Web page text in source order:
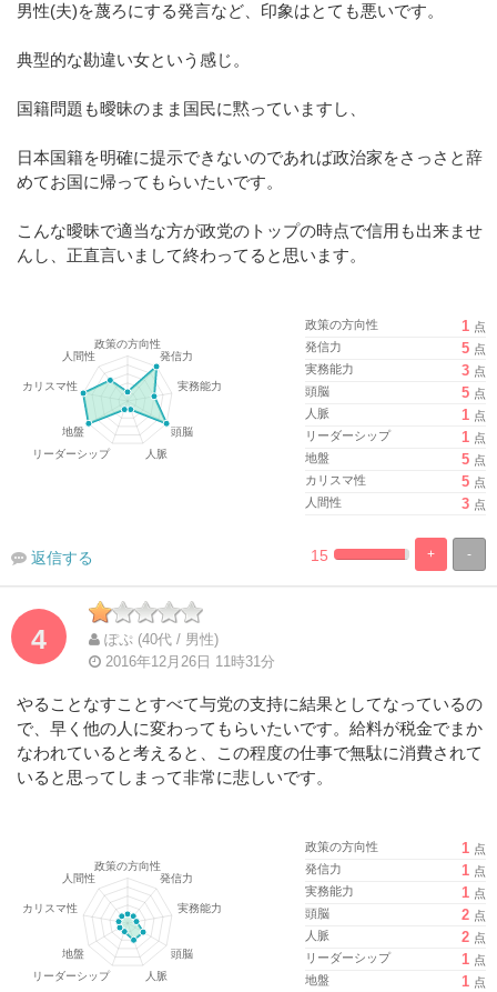
男性(夫)を蔑ろにする発言など、印象はとても悪いです。
典型的な勘違い女という感じ。
国籍問題も曖昧のまま国民に黙っていますし、
日本国籍を明確に提示できないのであれば政治家をさっさと辞
めてお国に帰ってもらいたいです。
こんな曖昧で適当な方が政党のトップの時点で信用も出来ませ
んし、正直言いまして終わってると思います。
政策の方向性 1 点
発信力
5 点
実務能力
3 点
頭脳
5 点
人脈
1 点
リーダーシップ
1 点
地盤
5 点
カリスマ性
5 点
人間性
3 点
-
+
%
100%
15
返信する
4
ぽぷ (40代 / 男性)
2016年12月26日 11時31分
やることなすことすべて与党の支持に結果としてなっているの
で、早く他の人に変わってもらいたいです。給料が税金でまか
なわれていると考えると、この程度の仕事で無駄に消費されて
いると思ってしまって非常に悲しいです。
政策の方向性 1 点
発信力
1 点
実務能力
1 点
頭脳
2 点
人脈
2 点
リーダーシップ
1 点
地盤
1 点